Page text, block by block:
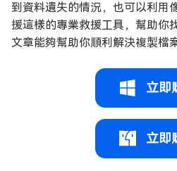
到資料遺失的情況，也可以利用
援這樣的專業救援工具，幫助你
文章能夠幫助你順利解決複製檔
立即
立即